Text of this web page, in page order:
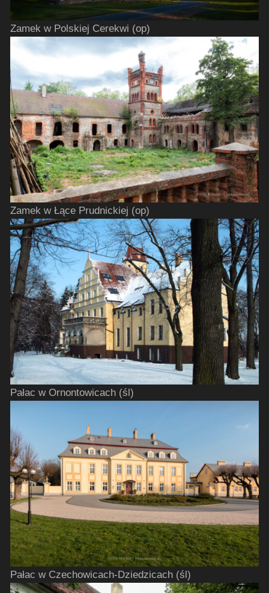
Zamek w Polskiej Cerekwi (op)
Zamek w Łące Prudnickiej (op)
Pałac w Ornontowicach (śl)
Pałac w Czechowicach-Dziedzicach (śl)